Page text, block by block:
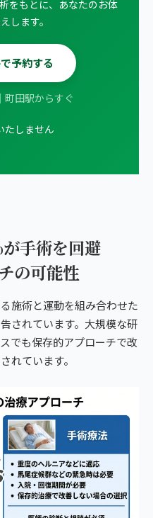
をもとに、あなたのお体
します。
予約する
町田駅からすぐ
たしません
手術を回避
の可能性
施術と運動を組み合わせた
されています。大規模な研
でも保存的アプローチで改
れています。